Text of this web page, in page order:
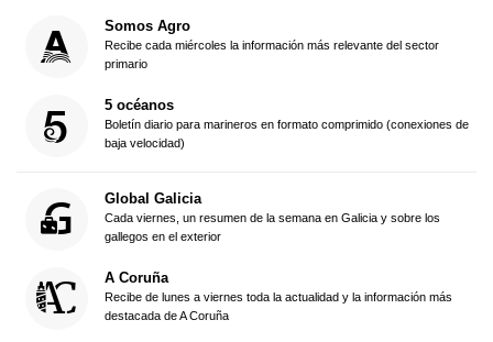
Somos Agro
Recibe cada miércoles la información más relevante del sector
primario
5 océanos
Boletín diario para marineros en formato comprimido (conexiones de
baja velocidad)
Global Galicia
Cada viernes, un resumen de la semana en Galicia y sobre los
gallegos en el exterior
A Coruña
Recibe de lunes a viernes toda la actualidad y la información más
destacada de A Coruña